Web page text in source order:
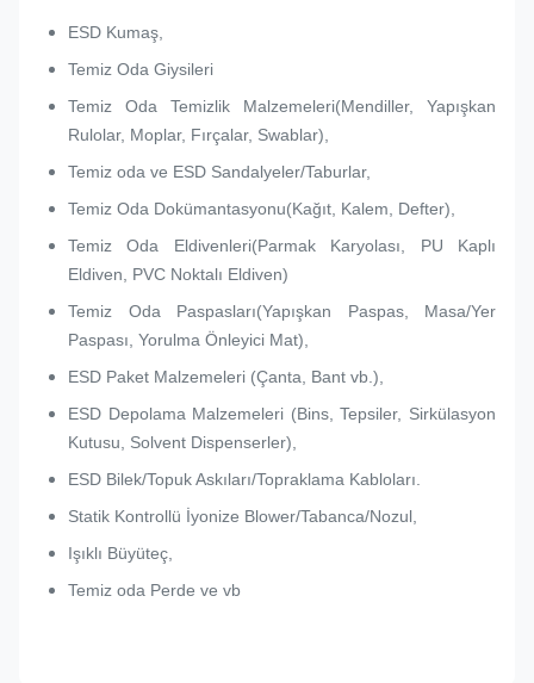
ESD Kumaş,
Temiz Oda Giysileri
Temiz Oda Temizlik Malzemeleri(Mendiller, Yapışkan
Rulolar, Moplar, Fırçalar, Swablar),
Temiz oda ve ESD Sandalyeler/Taburlar,
Temiz Oda Dokümantasyonu(Kağıt, Kalem, Defter),
Temiz Oda Eldivenleri(Parmak Karyolası, PU Kaplı
Eldiven, PVC Noktalı Eldiven)
Temiz Oda Paspasları(Yapışkan Paspas, Masa/Yer
Paspası, Yorulma Önleyici Mat),
ESD Paket Malzemeleri (Çanta, Bant vb.),
ESD Depolama Malzemeleri (Bins, Tepsiler, Sirkülasyon
Kutusu, Solvent Dispenserler),
ESD Bilek/Topuk Askıları/Topraklama Kabloları.
Statik Kontrollü İyonize Blower/Tabanca/Nozul,
Işıklı Büyüteç,
Temiz oda Perde ve vb